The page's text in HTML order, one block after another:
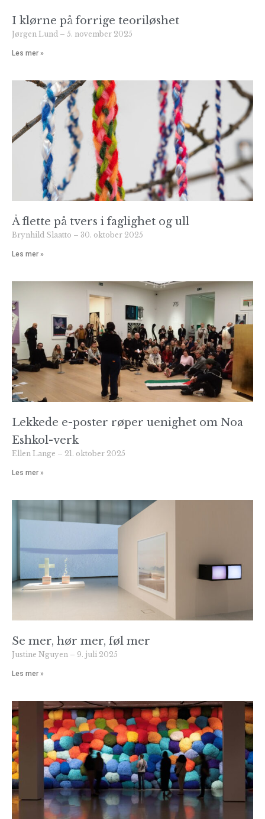
I klørne på forrige teoriløshet
Jørgen Lund 5. november 2025
Les mer »
Å flette på tvers i faglighet og ull
Brynhild Slaatto 30. oktober 2025
Les mer »
Lekkede e-poster røper uenighet om Noa
Eshkol-verk
Ellen Lange 21. oktober 2025
Les mer »
Se mer, hør mer, føl mer
Justine Nguyen 9. juli 2025
Les mer »